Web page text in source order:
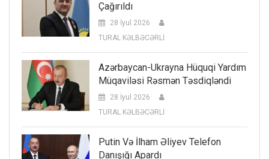
Çağırıldı
28 İyul 2026
TURAL KƏLBƏCƏRLİ
Azərbaycan-Ukrayna Hüquqi Yardım
Müqaviləsi Rəsmən Təsdiqləndi
28 İyul 2026
TURAL KƏLBƏCƏRLİ
Putin Və İlham Əliyev Telefon
Danışığı Apardı